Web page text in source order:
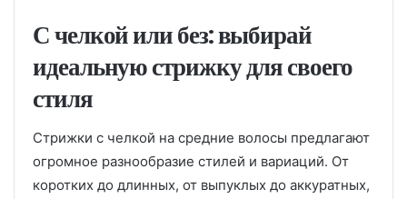
С челкой или без: выбирай
идеальную стрижку для своего
стиля
Стрижки с челкой на средние волосы предлагают
огромное разнообразие стилей и вариаций. От
коротких до длинных, от выпуклых до аккуратных,